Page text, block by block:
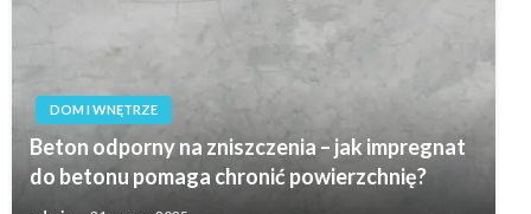
DOM I WNĘTRZE
Beton odporny na zniszczenia – jak impregnat
do betonu pomaga chronić powierzchnię?